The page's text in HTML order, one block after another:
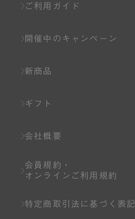
ご利用ガイド
開催中のキャンペーン
新商品
ギフト
会社概要
会員規約・
オンラインご利用規約
特定商取引法に基づく表記